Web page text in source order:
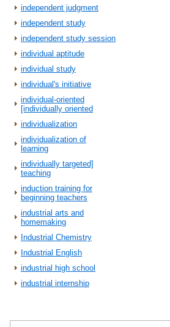
independent judgment
independent study
independent study session
individual aptitude
individual study
individual's initiative
individual-oriented
[individually oriented
individualization
individualization of
learning
individually targeted]
teaching
induction training for
beginning teachers
industrial arts and
homemaking
Industrial Chemistry
Industrial English
industrial high school
industrial internship